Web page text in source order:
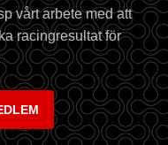
vårt arbete med att
racingresultat för